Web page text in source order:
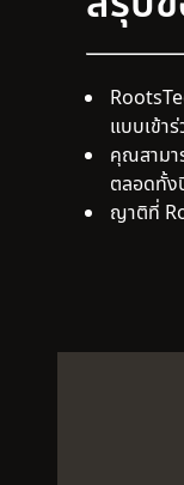
แบบเข้า
คุณสามา
ตลอดทั้ง
ญาติที่